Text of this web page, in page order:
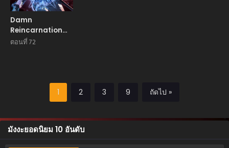
Damn
Reincarnation
ชีวิตใหม่ของนักรบผู้
ตอนที่ 72
1 2 3 9 ถัดไป »
มังงะยอดนิยม 10 อันดับ